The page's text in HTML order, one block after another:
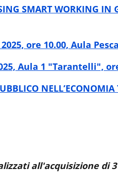
SMART WORKING
2025, ore 10.00, Aula
Aula 1 "Tarantelli", ore
all'acquisizione di